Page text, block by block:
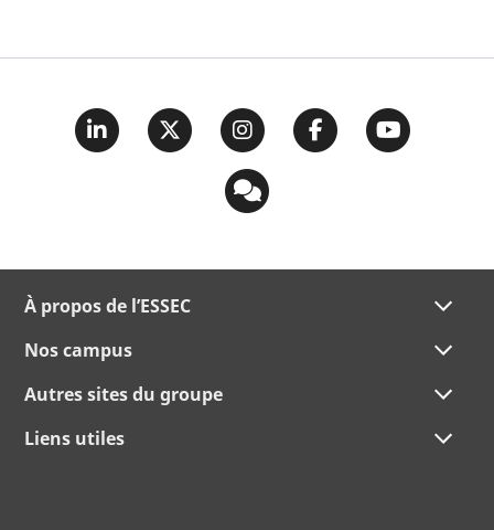
À propos de l’ESSEC
Nos campus
Autres sites du groupe
Liens utiles